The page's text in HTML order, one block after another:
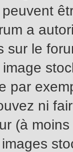
a
sur le
par
ni
(à